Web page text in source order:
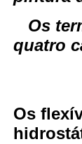
Os
quatro
Os